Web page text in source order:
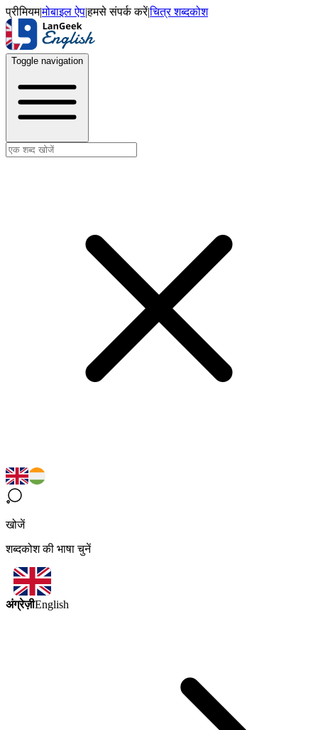
प्रीमियम|मोबाइल ऐप|हमसे संपर्क करें|चित्र शब्दकोश
Toggle navigation
खोजें
शब्दकोश की भाषा चुनें
अंग्रेज़ीEnglish